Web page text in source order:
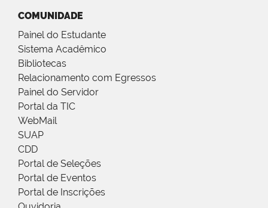
COMUNIDADE
Painel do Estudante
Sistema Acadêmico
Bibliotecas
Relacionamento com Egressos
Painel do Servidor
Portal da TIC
WebMail
SUAP
CDD
Portal de Seleções
Portal de Eventos
Portal de Inscrições